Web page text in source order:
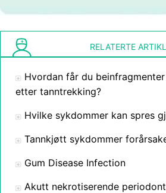
RELATERTE
Hvordan får du
etter tanntrekking?
Hvilke sykdommer kan spres
Tannkjøtt sykdommer
Gum Disease Infection
Akutt nekrotiserende